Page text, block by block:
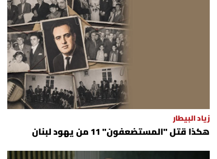
زياد البيطار
هكذا قتل "المستضعفون" 11 من يهود لبنان